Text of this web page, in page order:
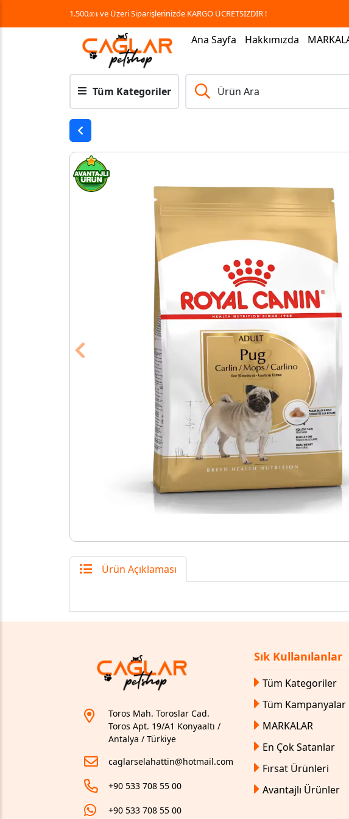
1.500,00 ₺ve Üzeri Siparişlerinizde KARGO ÜCRETSİZDİR !
Ana Sayfa Hakkımızda
Tüm Kategoriler Ürün Ara
Previous
Ürün Açıklaması
Toros Mah. Toroslar Cad.
Toros Apt. 19/A1 Konyaaltı /
Antalya / Türkiye
caglarselahattin@hotmail.com
+90 533 708 55 00
+90 533 708 55 00
Sık Kullanılanlar
Tüm Kategoriler
Tüm Kampanyalar
MARKALAR
En Çok Satanlar
Fırsat Ürünleri
Avantajlı Ürünler